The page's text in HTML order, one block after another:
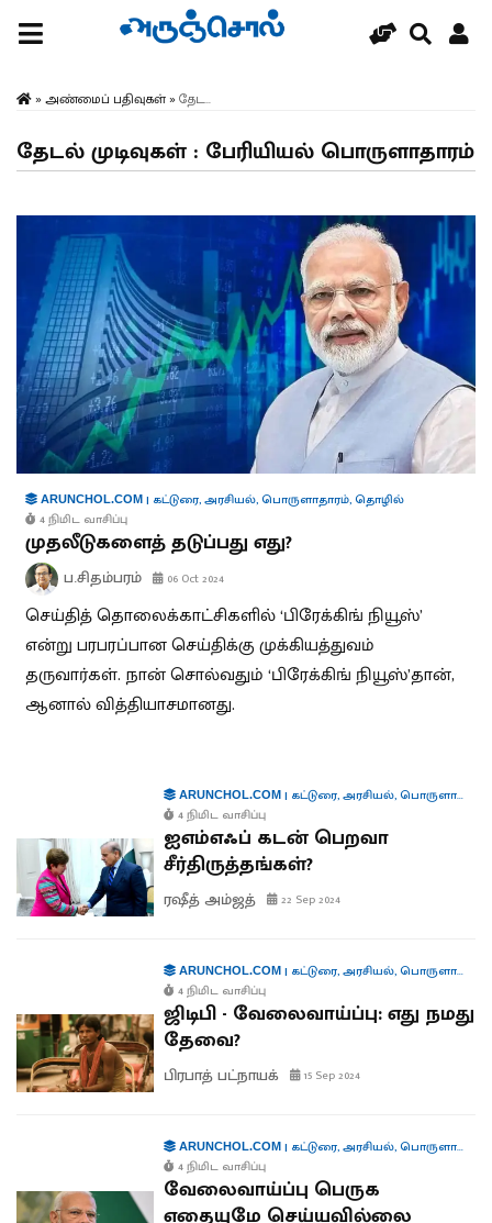
» அண்மைப் பதிவுகள்» தேட...
தேடல் முடிவுகள் : பேரியியல் பொருளாதாரம்
ARUNCHOL.COM | கட்டுரை,அரசியல்,பொருளாதாரம்,தொழில்
4 நிமிட வாசிப்பு
முதலீடுகளைத் தடுப்பது எது?
ப.சிதம்பரம் 06 Oct 2024
செய்தித் தொலைக்காட்சிகளில் ‘பிரேக்கிங் நியூஸ்’
என்று பரபரப்பான செய்திக்கு முக்கியத்துவம்
தருவார்கள். நான் சொல்வதும் ‘பிரேக்கிங் நியூஸ்’தான்,
ஆனால் வித்தியாசமானது.
ARUNCHOL.COM| கட்டுரை,அரசியல்,பொருளாதாரம்
4 நிமிட வாசிப்பு
ஐஎம்எஃப் கடன் பெறவா
சீர்திருத்தங்கள்?
ரஷீத் அம்ஜத் 22 Sep 2024
ARUNCHOL.COM| கட்டுரை,அரசியல்,பொருளாதாரம்
4 நிமிட வாசிப்பு
ஜிடிபி - வேலைவாய்ப்பு: எது நமது
தேவை?
பிரபாத் பட்நாயக் 15 Sep 2024
ARUNCHOL.COM| கட்டுரை,அரசியல்,பொருளாதாரம்
4 நிமிட வாசிப்பு
வேலைவாய்ப்பு பெருக
எதையுமே செய்யவில்லை